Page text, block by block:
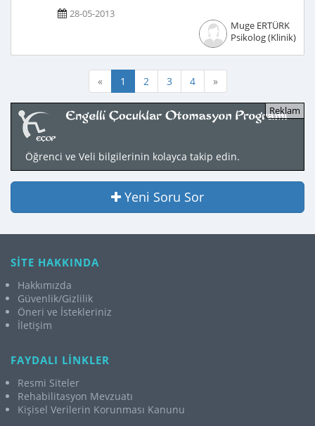
28-05-2013
Muge ERTÜRK
Psikolog (Klinik)
« 1 2 3 4 »
Öğrenci ve Veli bilgilerinin kolayca takip edin.
Yeni Soru Sor
SİTE HAKKINDA
Hakkımızda
Güvenlik/Gizlilik
Öneri ve İstekleriniz
İletişim
FAYDALI LİNKLER
Resmi Siteler
Rehabilitasyon Mevzuatı
Kişisel Verilerin Korunması Kanunu